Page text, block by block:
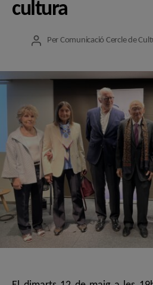
cultura
Autor
Per Comunicació Cercle de